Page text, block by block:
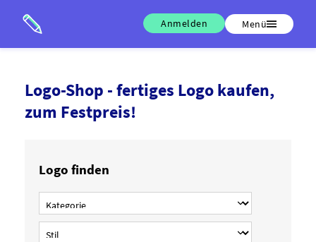
Anmelden Menü
Logo-Shop - fertiges Logo kaufen,
zum Festpreis!
Logo finden